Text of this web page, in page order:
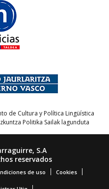
de Cultura y Política Lingüística
Politika Sailak lagunduta
S.A
reservados
de uso Cookies